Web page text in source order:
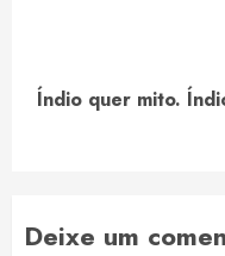
Next
Índio quer mito.
Deixe um